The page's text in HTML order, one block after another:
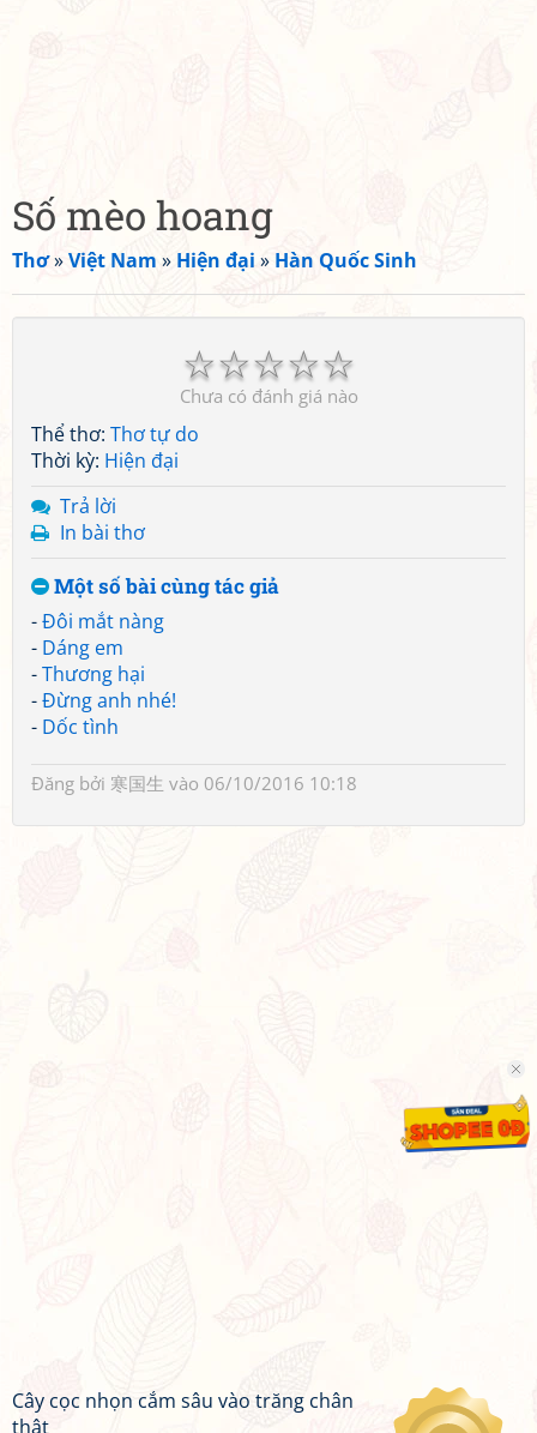
Số mèo hoang
Thơ»Việt Nam » Hiện đại » Hàn Quốc Sinh
☆
☆
☆
☆
☆
Chưa có đánh giá nào
Thể thơ: Thơ tự do
Thời kỳ: Hiện đại
Trả lời
In bài thơ
Một số bài cùng tác giả
-Đôi mắt nàng
- Dáng em
-Thương hại
-Đừng anh nhé!
- Dốc tình
Đăng bởi 寒国生 vào 06/10/2016 10:18
Cây cọc nhọn cắm sâu vào trăng chân
thật